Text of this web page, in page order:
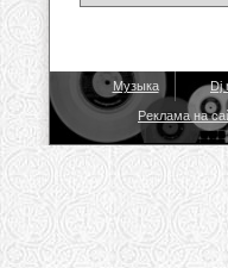
Музыка Dj
Реклама на